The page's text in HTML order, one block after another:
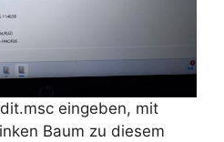
eingeben, mit
Baum zu diesem